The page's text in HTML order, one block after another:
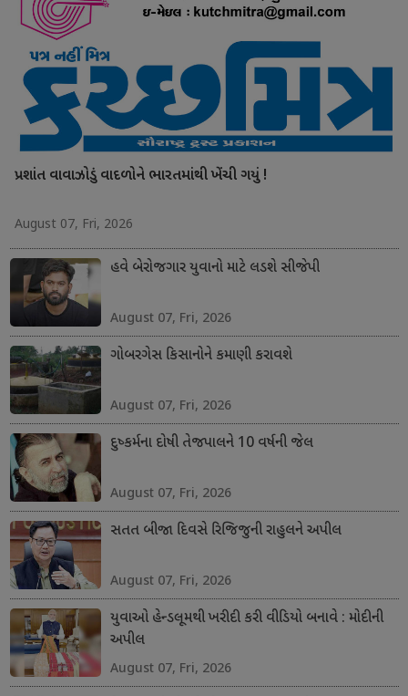
પ્રશાંત વાવાઝોડું વાદળોને ભારતમાંથી ખેંચી ગયું !
August 07, Fri, 2026
હવે બેરોજગાર યુવાનો માટે લડશે સીજેપી
August 07, Fri, 2026
ગોબરગેસ કિસાનોને કમાણી કરાવશે
August 07, Fri, 2026
દુષ્કર્મના દોષી તેજપાલને 10 વર્ષની જેલ
August 07, Fri, 2026
સતત બીજા દિવસે રિજિજુની રાહુલને અપીલ
August 07, Fri, 2026
યુવાઓ હેન્ડલૂમથી ખરીદી કરી વીડિયો બનાવે : મોદીની
અપીલ
August 07, Fri, 2026